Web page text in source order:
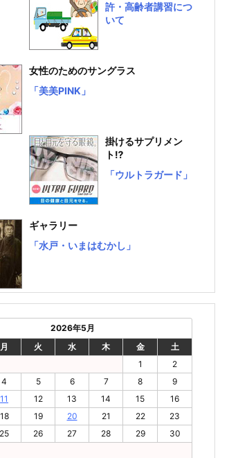
許・高齢者講習につ
いて
女性のためのサングラス
「美美PINK」
掛けるサプリメン
ト⁉
「ウルトラガード」
ギャラリー
「水戸・いまはむかし」
2026年5月
月 火 水 木 金
土
1
2
4 5 6 7 8
9
11 12 13 14 15
16
18 19 20 21 22
23
25 26 27 28 29
30